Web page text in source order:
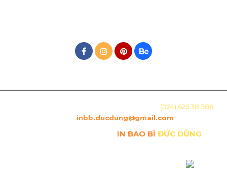
(024) 625.38.388
inbb.ducdung@gmail.com
IN BAO BÌ ĐỨC DŨNG